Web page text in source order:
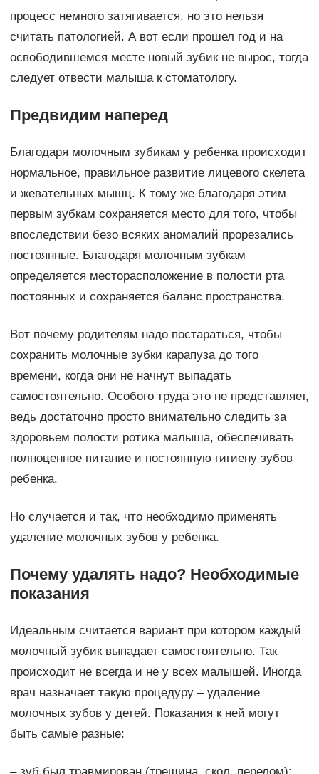
процесс немного затягивается, но это нельзя
считать патологией. А вот если прошел год и на
освободившемся месте новый зубик не вырос, тогда
следует отвести малыша к стоматологу.
Предвидим наперед
Благодаря молочным зубикам у ребенка происходит
нормальное, правильное развитие лицевого скелета
и жевательных мышц. К тому же благодаря этим
первым зубкам сохраняется место для того, чтобы
впоследствии безо всяких аномалий прорезались
постоянные. Благодаря молочным зубкам
определяется месторасположение в полости рта
постоянных и сохраняется баланс пространства.
Вот почему родителям надо постараться, чтобы
сохранить молочные зубки карапуза до того
времени, когда они не начнут выпадать
самостоятельно. Особого труда это не представляет,
ведь достаточно просто внимательно следить за
здоровьем полости ротика малыша, обеспечивать
полноценное питание и постоянную гигиену зубов
ребенка.
Но случается и так, что необходимо применять
удаление молочных зубов у ребенка.
Почему удалять надо? Необходимые
показания
Идеальным считается вариант при котором каждый
молочный зубик выпадает самостоятельно. Так
происходит не всегда и не у всех малышей. Иногда
врач назначает такую процедуру – удаление
молочных зубов у детей. Показания к ней могут
быть самые разные: